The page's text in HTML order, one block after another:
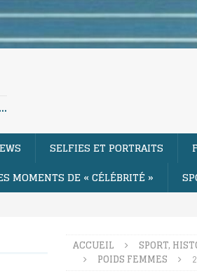
SELFIES ET PORTRAITS
MOMENTS DE « CÉLÉBRITÉ »
ACCUEIL SPORT,
POIDS FEMMES